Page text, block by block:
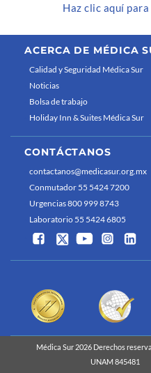
Haz clic aquí
ACERCA DE MÉDICA
Calidad y Seguridad Médica Sur
Noticias
Bolsa de trabajo
Holiday Inn & Suites Médica Sur
CONTÁCTANOS
contactanos@medicasur.org.mx
Conmutador 55 5424 7200
Urgencias 800 999 8743
Laboratorio 55 5424 6805
Médica Sur 2026 Derechos
UNAM 845481